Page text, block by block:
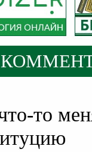
то